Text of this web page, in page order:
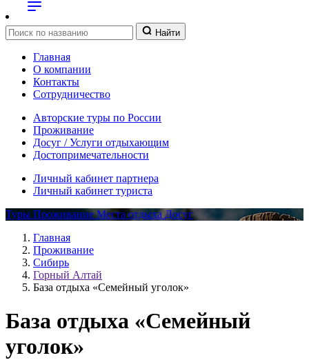
Найти
Главная
О компании
Контакты
Сотрудничество
Авторские туры по России
Проживание
Досуг / Услуги отдыхающим
Достопримечательности
Личный кабинет партнера
Личный кабинет туриста
Туры ПроживаниеМеста отдыха Досуг
Главная
Проживание
Сибирь
Горный Алтай
База отдыха «Семейный уголок»
База отдыха «Семейный
уголок»